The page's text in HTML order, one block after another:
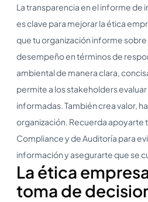
La transparencia en el informe de
es clave para mejorar la ética
que tu organización informe
desempeño en términos de
ambiental de manera clara,
permite a los stakeholders
informadas. También crea valor,
organización. Recuerda apoyarte
Compliance y de Auditoría para
información y asegurarte que se
La ética
toma de